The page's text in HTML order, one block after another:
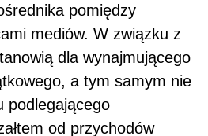
pomiędzy
mediów. W związku z
dla wynajmującego
a tym samym nie
podlegającego
od przychodów